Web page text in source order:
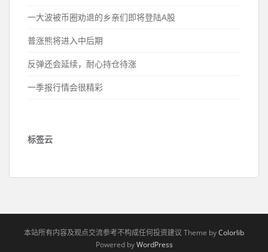
一大波被币圈劝退的乡亲们即将登陆A股
普涨熊将进入中后期
反弹还会延续，耐心持仓待涨
一季报行情会很精彩
标签云
本站所有内容及观点交流参考不构成任何投资建议 Theme byColorlib
Powered byWordPress